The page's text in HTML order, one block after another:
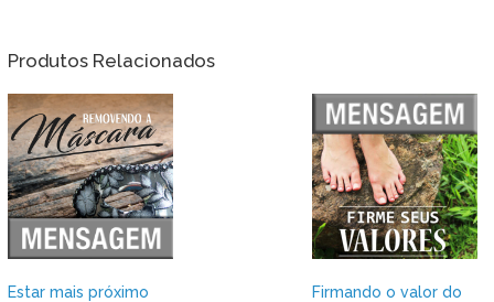
Produtos Relacionados
Estar mais próximo
Firmando o valor do